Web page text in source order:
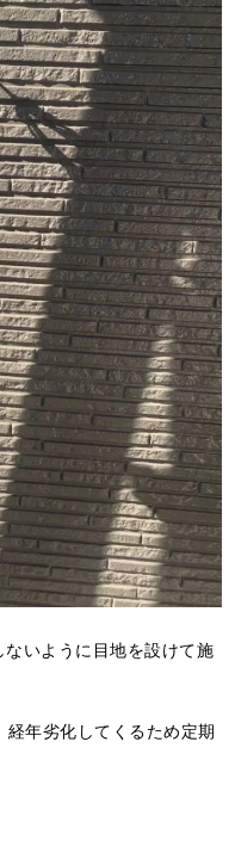
いように目地を設けて施
年劣化してくるため定期